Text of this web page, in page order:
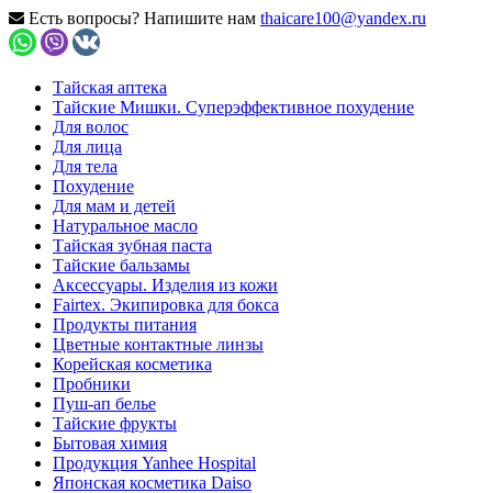
Есть вопросы? Напишите нам thaicare100@yandex.ru
Тайская аптека
Тайские Мишки. Суперэффективное похудение
Для волос
Для лица
Для тела
Похудение
Для мам и детей
Натуральное масло
Тайская зубная паста
Тайские бальзамы
Аксессуары. Изделия из кожи
Fairtex. Экипировка для бокса
Продукты питания
Цветные контактные линзы
Корейская косметика
Пробники
Пуш-ап белье
Тайские фрукты
Бытовая химия
Продукция Yanhee Hospital
Японская косметика Daiso